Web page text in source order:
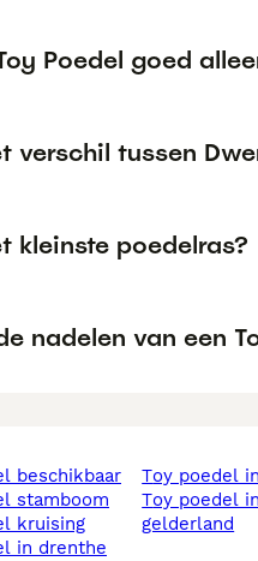
Poedel goed
verschil tussen
kleinste poedelras?
nadelen van een
beschikbaar
stamboom
kruising
in drenthe
toy poedel
toy poedel in
gelderland